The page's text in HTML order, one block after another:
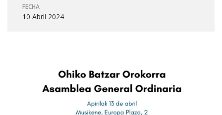
FECHA
10 Abril 2024